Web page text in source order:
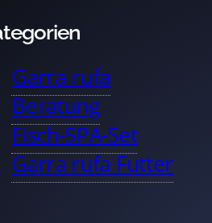
Garra rufa
Beratung
Fisch-SPA-Set
Garra rufa Futter